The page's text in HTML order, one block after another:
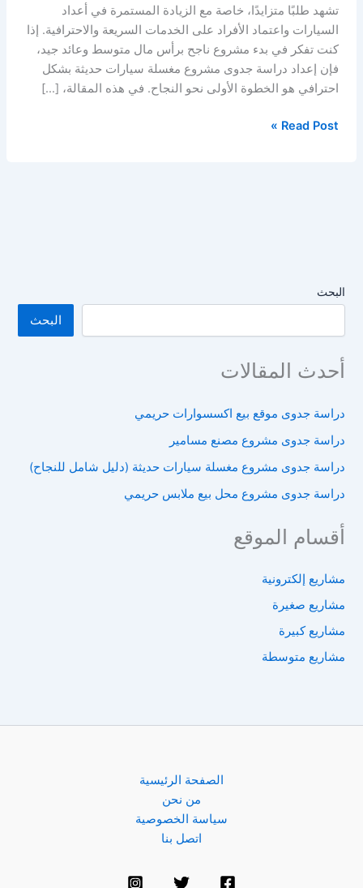
تشهد طلبًا متزايدًا، خاصة مع الزيادة المستمرة في أعداد
السيارات واعتماد الأفراد على الخدمات السريعة والاحترافية. إذا
كنت تفكر في بدء مشروع ناجح برأس مال متوسط وعائد جيد،
فإن إعداد دراسة جدوى مشروع مغسلة سيارات حديثة بشكل
احترافي هو الخطوة الأولى نحو النجاح. في هذه المقالة، […]
دراسة
Read Post »
البحث
البحث
أحدث المقالات
دراسة جدوى موقع بيع اكسسوارات حريمي
دراسة جدوى مشروع مصنع مسامير
دراسة جدوى مشروع مغسلة سيارات حديثة (دليل شامل للنجاح)
دراسة جدوى مشروع محل بيع ملابس حريمي
أقسام الموقع
مشاريع إلكترونية
مشاريع صغيرة
مشاريع كبيرة
مشاريع متوسطة
الصفحة الرئيسية
من نحن
سياسة الخصوصية
اتصل بنا